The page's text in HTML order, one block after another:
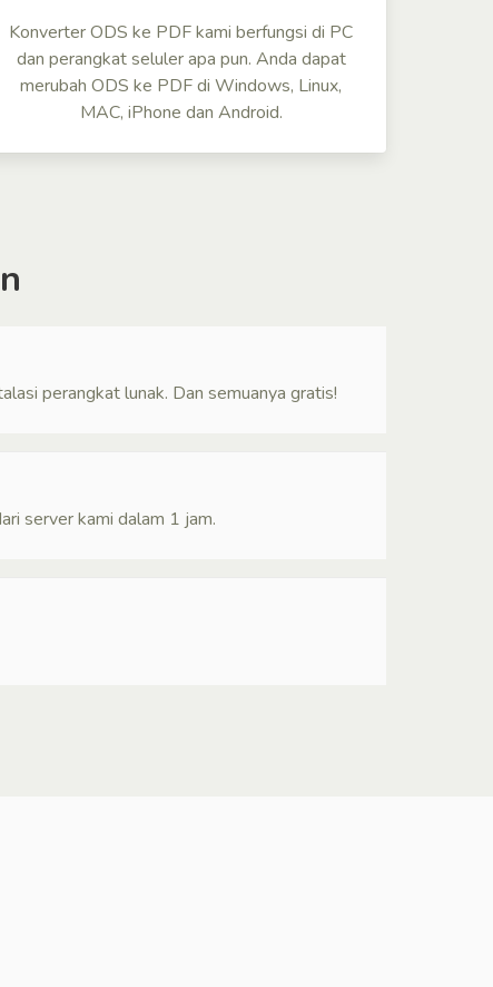
Konverter ODS ke PDF kami berfungsi di PC
dan perangkat seluler apa pun. Anda dapat
merubah ODS ke PDF di Windows, Linux,
MAC, iPhone dan Android.
perangkat lunak. Dan semuanya gratis!
server kami dalam 1 jam.